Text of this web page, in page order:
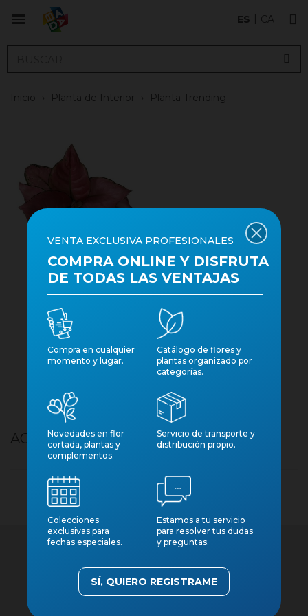
ES CA
Inicio Planta de Interior Planta Trending
AGLAONEMA M12 GEELY RED
VENTA EXCLUSIVA PROFESIONALES
COMPRA ONLINE Y DISFRUTA
DE TODAS LAS VENTAJAS
Compra en cualquier
momento y lugar.
Catálogo de flores y
plantas organizado por
categorías.
Novedades en flor
cortada, plantas y
complementos.
Servicio de transporte y
distribución propio.
Colecciones
exclusivas para
fechas especiales.
Estamos a tu servicio
para resolver tus dudas
y preguntas.
SÍ, QUIERO REGISTRAME